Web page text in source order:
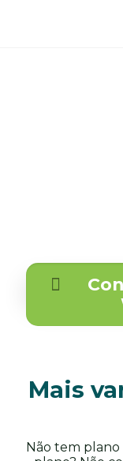
Mais
Não tem